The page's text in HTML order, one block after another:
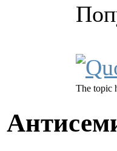
The topic